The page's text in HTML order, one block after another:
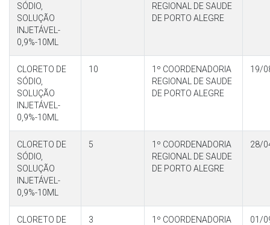
SÓDIO,
SOLUÇÃO
INJETÁVEL-
0,9%-10ML
REGIONAL DE SAUDE
DE PORTO ALEGRE
CLORETO DE
SÓDIO,
SOLUÇÃO
INJETÁVEL-
0,9%-10ML
10
1º COORDENADORIA
REGIONAL DE SAUDE
DE PORTO ALEGRE
19/
CLORETO DE
SÓDIO,
SOLUÇÃO
INJETÁVEL-
0,9%-10ML
5
1º COORDENADORIA
REGIONAL DE SAUDE
DE PORTO ALEGRE
28/
CLORETO DE
3
1º COORDENADORIA
01/